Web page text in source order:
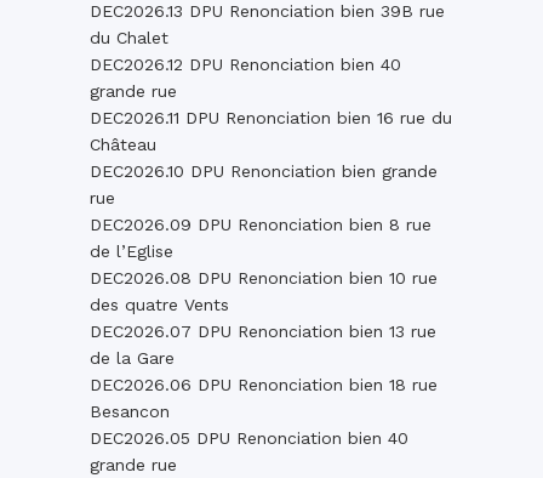
DEC2026.13 DPU Renonciation bien 39B rue
du Chalet
DEC2026.12 DPU Renonciation bien 40
grande rue
DEC2026.11 DPU Renonciation bien 16 rue du
Château
DEC2026.10 DPU Renonciation bien grande
rue
DEC2026.09 DPU Renonciation bien 8 rue
de l’Eglise
DEC2026.08 DPU Renonciation bien 10 rue
des quatre Vents
DEC2026.07 DPU Renonciation bien 13 rue
de la Gare
DEC2026.06 DPU Renonciation bien 18 rue
Besancon
DEC2026.05 DPU Renonciation bien 40
grande rue